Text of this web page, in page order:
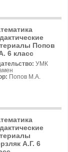
Попов
6 класс
УМК
Попов М.А.
А.Г. 6